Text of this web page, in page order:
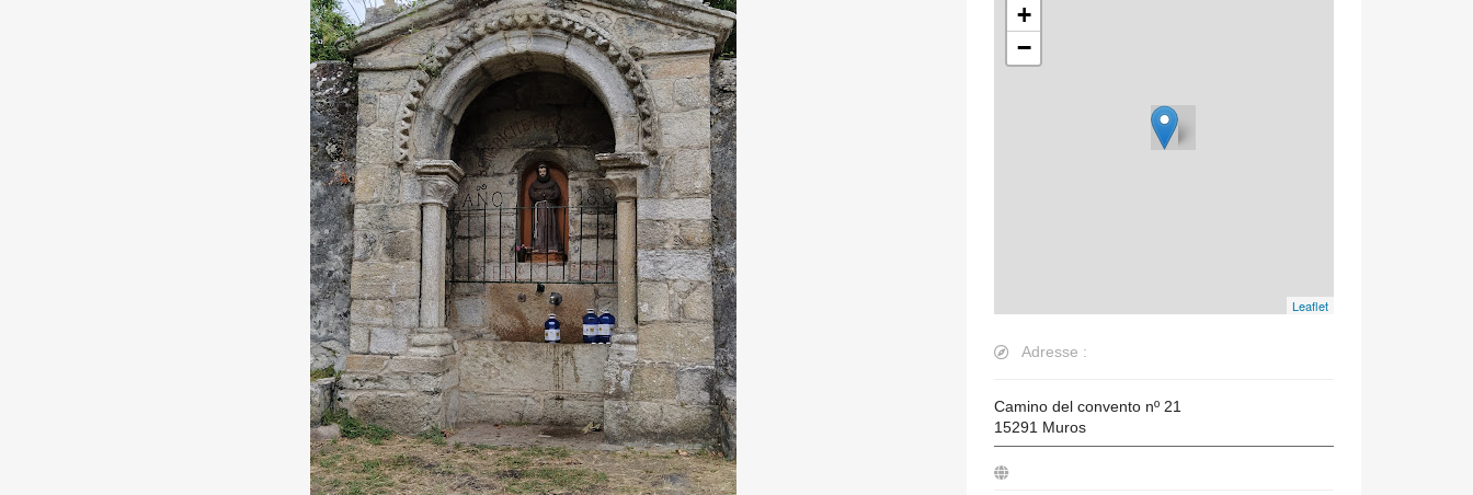
+
−
Leaflet
Adresse :
Camino del convento nº 21
15291 Muros